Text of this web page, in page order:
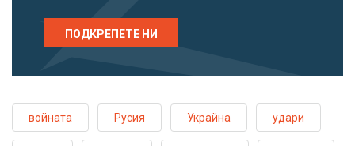
ПОДКРЕПЕТЕ НИ
войната Русия Украйна удари